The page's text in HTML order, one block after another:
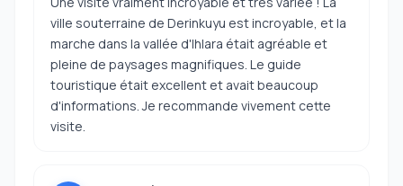
ville souterraine de Derinkuyu est incroyable, et la
marche dans la vallée d'Ihlara était agréable et
pleine de paysages magnifiques. Le guide
touristique était excellent et avait beaucoup
d'informations. Je recommande vivement cette
visite.